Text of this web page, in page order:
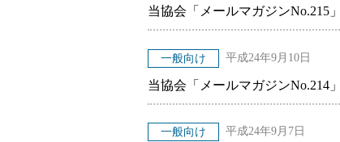
当協会「メールマガジンNo.215
一般向け 平成24年9月10日
当協会「メールマガジンNo.214
一般向け 平成24年9月7日